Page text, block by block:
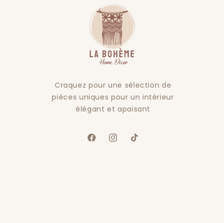
Craquez pour une sélection de
pièces uniques pour un intérieur
élégant et apaisant
FacebookInstagram
TikTok